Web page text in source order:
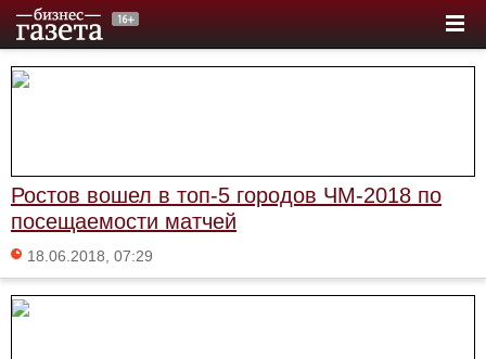
Ростов вошел в топ-5 городов ЧМ-2018 по
посещаемости матчей
18.06.2018, 07:29